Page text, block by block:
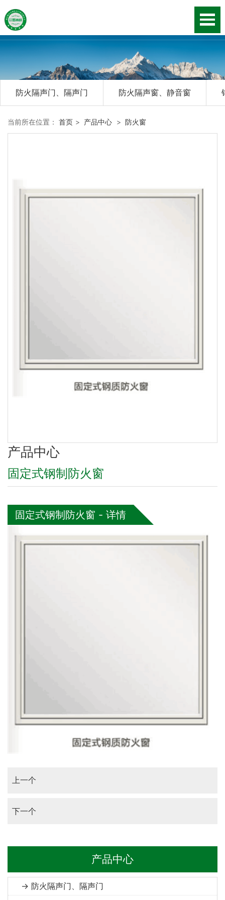
防火隔声门、隔声门 防火隔声窗、静音窗
当前所在位置： 首页 > 产品中心 > 防火窗
产品中心
固定式钢制防火窗
固定式钢制防火窗 - 详情
上一个
下一个
产品中心
→ 防火隔声门、隔声门